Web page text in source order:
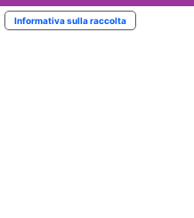
Informativa sulla raccolta